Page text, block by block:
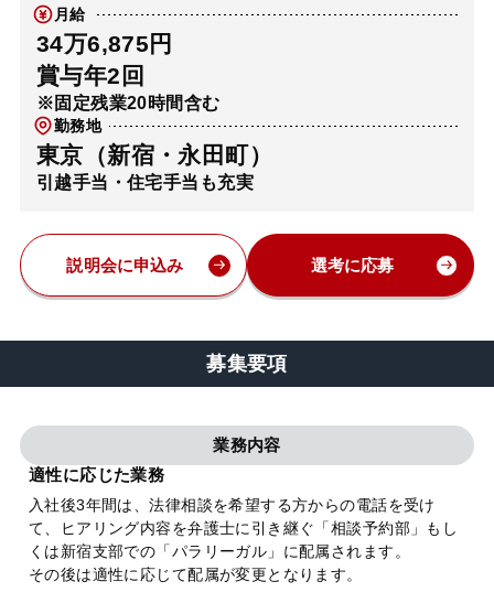
月給
34万6,875円
賞与年2回
※固定残業20時間含む
勤務地
東京（新宿・永田町）
引越手当・住宅手当も充実
説明会に申込み 選考に応募
募集要項
業務内容
適性に応じた業務
入社後3年間は、法律相談を希望する方からの電話を受け
て、ヒアリング内容を弁護士に引き継ぐ「相談予約部」もし
くは新宿支部での「パラリーガル」に配属されます。
その後は適性に応じて配属が変更となります。
解決実績
アクセス
弁護士・税理士
お知らせ
特設サイト